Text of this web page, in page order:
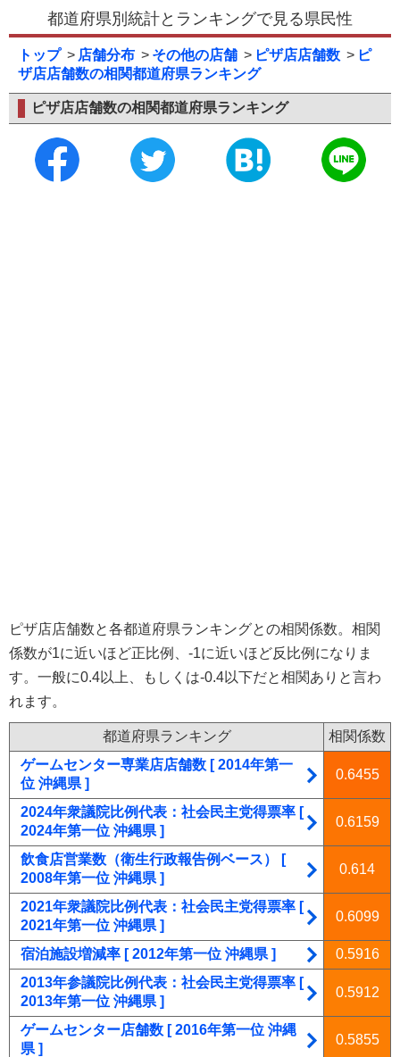
都道府県別統計とランキングで見る県民性
トップ 店舗分布 その他の店舗 ピザ店店舗数
ピ
ザ店店舗数の相関都道府県ランキング
ピザ店店舗数の相関都道府県ランキング
ピザ店店舗数と各都道府県ランキングとの相関係数。相関
係数が1に近いほど正比例、-1に近いほど反比例になりま
す。一般に0.4以上、もしくは-0.4以下だと相関ありと言わ
れます。
都道府県ランキング
相関係数
ゲームセンター専業店店舗数 [ 2014年第一
位 沖縄県 ]
0.6455
2024年衆議院比例代表：社会民主党得票率 [
2024年第一位 沖縄県 ]
0.6159
飲食店営業数（衛生行政報告例ベース） [
2008年第一位 沖縄県 ]
0.614
2021年衆議院比例代表：社会民主党得票率 [
2021年第一位 沖縄県 ]
0.6099
宿泊施設増減率 [ 2012年第一位 沖縄県 ]
0.5916
2013年参議院比例代表：社会民主党得票率 [
2013年第一位 沖縄県 ]
0.5912
ゲームセンター店舗数 [ 2016年第一位 沖縄
県 ]
0.5855